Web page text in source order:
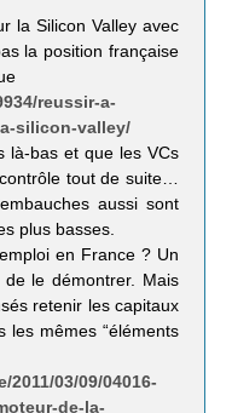
la Silicon Valley avec
la position française
reussir-a-
silicon-valley/
là-bas et que les VCs
tout de suite…
aussi sont
plus basses.
en France ? Un
le démontrer. Mais
retenir les capitaux
les mêmes “éléments
03/09/04016-
de-la-